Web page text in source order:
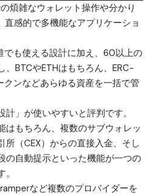
煩雑なウォレット操作や分かり
直感的で多機能なアプリケーショ
でも使える設計に加え、60以上の
、BTCやETHはもちろん、ERC-
ンなどあらゆる資産を一括で管
」が使いやすいと評判です。
はもちろん、複数のサブウォレッ
所（CEX）からの直接入金、そし
の自動提示といった機能が一つの
など複数のプロバイダーを